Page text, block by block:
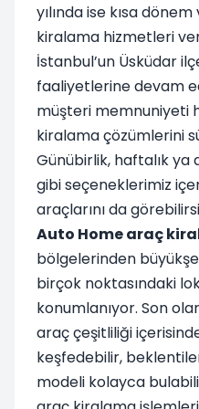
yılında ise kısa
kiralama hizmetleri
İstanbul’un Üsküdar
faaliyetlerine devam
müşteri memnuniyeti
kiralama çözümlerini
Günübirlik, haftalık ya
gibi seçeneklerimiz
araçlarını da
Auto Home araç
bölgelerinden
birçok noktasındaki
konumlanıyor. Son
araç çeşitliliği
keşfedebilir,
modeli kolayca